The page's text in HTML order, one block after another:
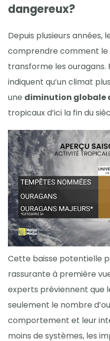
dangereux?
Depuis plusieurs années,
comprendre comment
transforme les ouragans.
indiquent qu’un climat
une diminution globale
tropicaux d’ici la fin du
Cette baisse potentielle
rassurante à première
experts préviennent que
seulement le nombre
comportement et leur
moins de systèmes, les